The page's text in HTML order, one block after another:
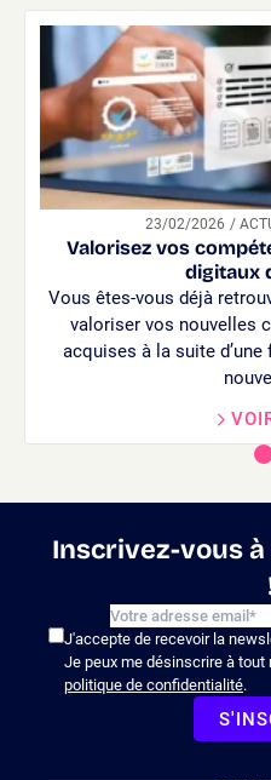
23/02/2026 /
Valorisez vos
digitaux
Vous êtes-vous déjà
valoriser vos nouvelles
acquises à la suite
Inscrivez-vous
J'accepte de recevoir la
Je peux me désinscrire à tout
politique de confidentialité.